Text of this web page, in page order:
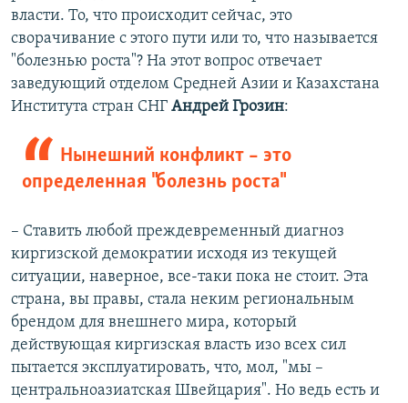
власти. То, что происходит сейчас, это
сворачивание с этого пути или то, что называется
"болезнью роста"? На этот вопрос отвечает
заведующий отделом Средней Азии и Казахстана
Института стран СНГ Андрей Грозин:
Нынешний конфликт – это
определенная "болезнь роста"
– Ставить любой преждевременный диагноз
киргизской демократии исходя из текущей
ситуации, наверное, все-таки пока не стоит. Эта
страна, вы правы, стала неким региональным
брендом для внешнего мира, который
действующая киргизская власть изо всех сил
пытается эксплуатировать, что, мол, "мы –
центральноазиатская Швейцария". Но ведь есть и